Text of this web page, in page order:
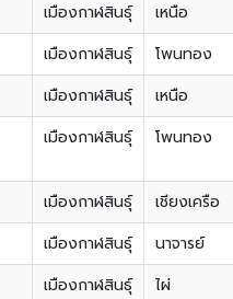
เมืองกาฬสินธุ์ เหนือ
เมืองกาฬสินธุ์ โพนทอง
เมืองกาฬสินธุ์ เหนือ
เมืองกาฬสินธุ์ โพนทอง
เมืองกาฬสินธุ์ เชียงเครือ
เมืองกาฬสินธุ์ นาจารย์
เมืองกาฬสินธุ์ ไผ่